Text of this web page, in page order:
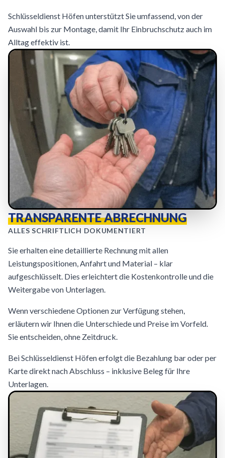
Schlüsseldienst Höfen unterstützt Sie umfassend, von der
Auswahl bis zur Montage, damit Ihr Einbruchschutz auch im
Alltag effektiv ist.
TRANSPARENTE ABRECHNUNG
ALLES SCHRIFTLICH DOKUMENTIERT
Sie erhalten eine detaillierte Rechnung mit allen
Leistungspositionen, Anfahrt und Material – klar
aufgeschlüsselt. Dies erleichtert die Kostenkontrolle und die
Weitergabe von Unterlagen.
Wenn verschiedene Optionen zur Verfügung stehen,
erläutern wir Ihnen die Unterschiede und Preise im Vorfeld.
Sie entscheiden, ohne Zeitdruck.
Bei Schlüsseldienst Höfen erfolgt die Bezahlung bar oder per
Karte direkt nach Abschluss – inklusive Beleg für Ihre
Unterlagen.